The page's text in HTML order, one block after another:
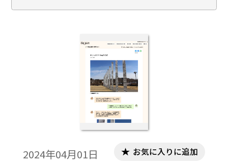
2024年04月01日 お気に入りに追加